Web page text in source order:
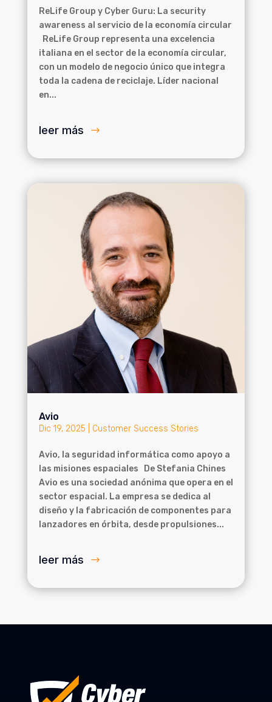
ReLife Group y Cyber Guru: La security
awareness al servicio de la economía circular
ReLife Group representa una excelencia
italiana en el sector de la economía circular,
con un modelo de negocio único que integra
toda la cadena de reciclaje. Líder nacional
en...
leer más
Avio
Dic 19, 2025 Customer Success Stories
Avio, la seguridad informática como apoyo a
las misiones espaciales De Stefania Chines
Avio es una sociedad anónima que opera en el
sector espacial. La empresa se dedica al
diseño y la fabricación de componentes para
lanzadores en órbita, desde propulsiones...
leer más